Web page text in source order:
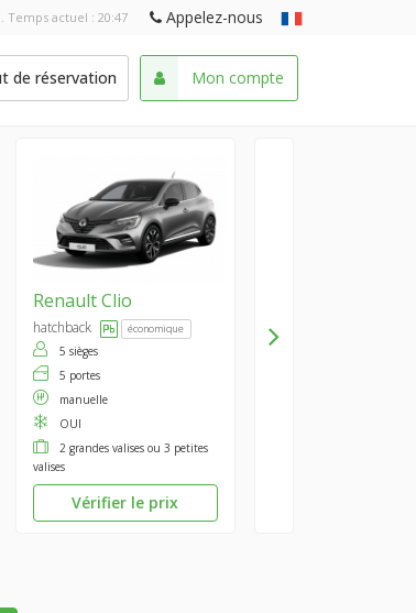
Temps actuel : 20:47 Appelez-nous
de réservation Mon compte
RenaultClio
hatchback économique
5 sièges
5 portes
manuelle
OUI
2 grandes valises ou 3 petites
valises
Vérifier le prix